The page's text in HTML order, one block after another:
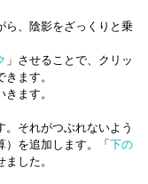
ら、陰影をざっくりと乗
」させることで、クリッ
ます。
ます。
それがつぶれないよう
）を追加します。「下の
した。